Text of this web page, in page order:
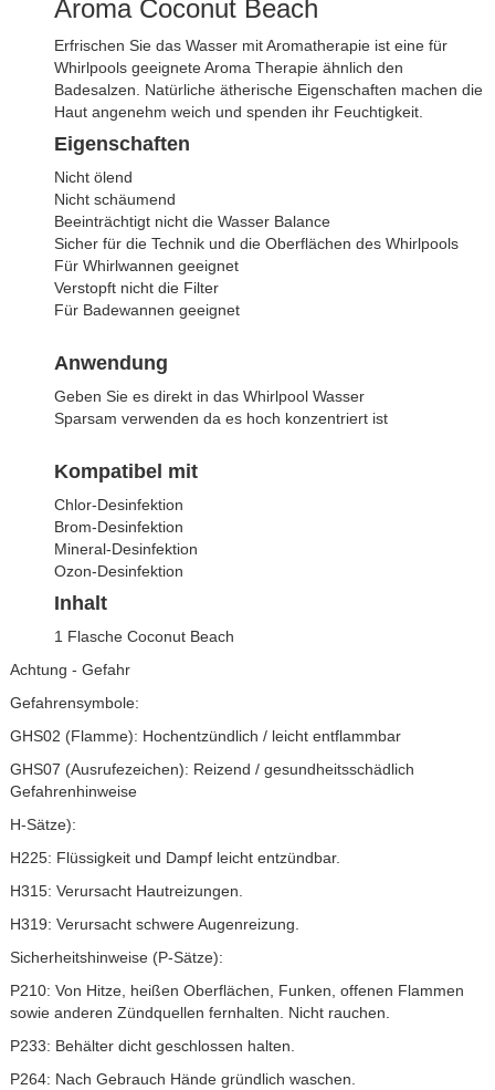
Aroma Coconut Beach
Erfrischen Sie das Wasser mit Aromatherapie ist eine für
Whirlpools geeignete Aroma Therapie ähnlich den
Badesalzen. Natürliche ätherische Eigenschaften machen die
Haut angenehm weich und spenden ihr Feuchtigkeit.
Eigenschaften
Nicht ölend
Nicht schäumend
Beeinträchtigt nicht die Wasser Balance
Sicher für die Technik und die Oberflächen des Whirlpools
Für Whirlwannen geeignet
Verstopft nicht die Filter
Für Badewannen geeignet
Anwendung
Geben Sie es direkt in das Whirlpool Wasser
Sparsam verwenden da es hoch konzentriert ist
Kompatibel mit
Chlor-Desinfektion
Brom-Desinfektion
Mineral-Desinfektion
Ozon-Desinfektion
Inhalt
1 Flasche Coconut Beach
Achtung - Gefahr
Gefahrensymbole:
GHS02 (Flamme): Hochentzündlich / leicht entflammbar
GHS07 (Ausrufezeichen): Reizend / gesundheitsschädlich
Gefahrenhinweise
H-Sätze):
H225: Flüssigkeit und Dampf leicht entzündbar.
H315: Verursacht Hautreizungen.
H319: Verursacht schwere Augenreizung.
Sicherheitshinweise (P-Sätze):
P210: Von Hitze, heißen Oberflächen, Funken, offenen Flammen
sowie anderen Zündquellen fernhalten. Nicht rauchen.
P233: Behälter dicht geschlossen halten.
P264: Nach Gebrauch Hände gründlich waschen.